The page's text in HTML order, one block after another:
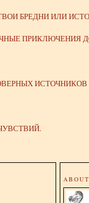
БРЕДНИ ИЛИ
ПРИКЛЮЧЕНИЯ
ИСТОЧНИКОВ